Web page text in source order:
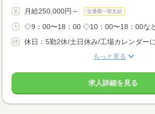
月給250,000円～ 交通費一部支給
◇9：00〜18：00 ◇10：00〜18：00な
休日：5勤2休/土日休み/工場カレンダー
もっと見る
求人詳細を見る